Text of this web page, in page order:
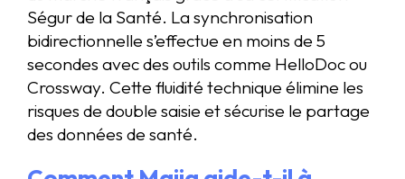
Ségur de la Santé. La synchronisation
bidirectionnelle s’effectue en moins de 5
secondes avec des outils comme HelloDoc ou
Crossway. Cette fluidité technique élimine les
risques de double saisie et sécurise le partage
des données de santé.